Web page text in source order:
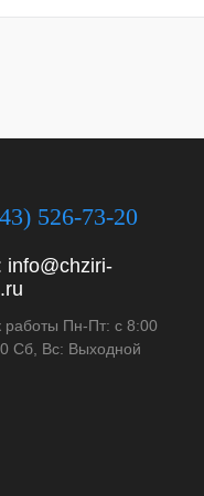
526-73-20
info@chziri-
работы Пн-Пт: с 8:00
Сб, Вс: Выходной